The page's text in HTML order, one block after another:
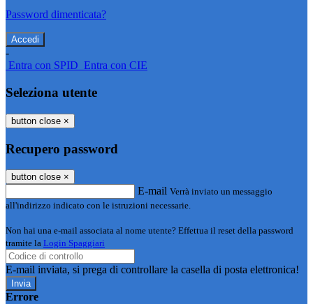
Password dimenticata?
-
Entra con SPID Entra con CIE
Seleziona utente
button close ×
Recupero password
button close ×
E-mail Verrà inviato un messaggio
all'indirizzo indicato con le istruzioni necessarie.
Non hai una e-mail associata al nome utente? Effettua il reset della password
tramite la Login Spaggiari
E-mail inviata, si prega di controllare la casella di posta elettronica!
Errore